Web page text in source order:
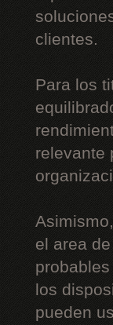
clientes.
Para los
relevante
el area
los
pueden